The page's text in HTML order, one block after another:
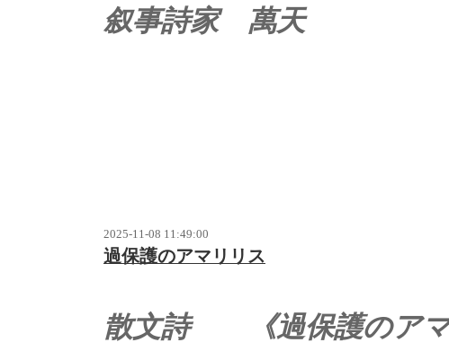
叙事詩家 萬天
2025-11-08 11:49:00
過保護のアマリリス
散文詩 《過保護のア